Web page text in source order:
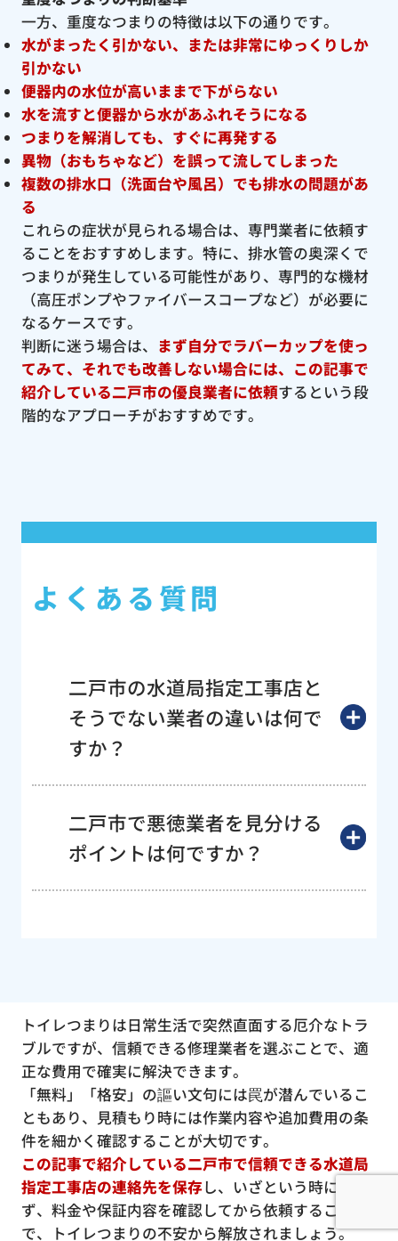
一方、重度なつまりの特徴は以下の通りです。
水がまったく引かない、または非常にゆっくりしか
引かない
便器内の水位が高いままで下がらない
水を流すと便器から水があふれそうになる
つまりを解消しても、すぐに再発する
異物（おもちゃなど）を誤って流してしまった
複数の排水口（洗面台や風呂）でも排水の問題があ
る
これらの症状が見られる場合は、専門業者に依頼す
ることをおすすめします。特に、排水管の奥深くで
つまりが発生している可能性があり、専門的な機材
（高圧ポンプやファイバースコープなど）が必要に
なるケースです。
判断に迷う場合は、 まず自分でラバーカップを使っ
てみて、それでも改善しない場合には、この記事で
紹介している二戸市の優良業者に依頼するという段
階的なアプローチがおすすめです。
よくある質問
二戸市の水道局指定工事店と
そうでない業者の違いは何で
すか？
二戸市で悪徳業者を見分ける
ポイントは何ですか？
トイレつまりは日常生活で突然直面する厄介なトラ
ブルですが、信頼できる修理業者を選ぶことで、適
正な費用で確実に解決できます。
「無料」「格安」の謳い文句には罠が潜んでいるこ
ともあり、見積もり時には作業内容や追加費用の条
件を細かく確認することが大切です。
この記事で紹介している二戸市で信頼できる水道局
指定工事店の連絡先を保存し、いざという時に慌て
ず、料金や保証内容を確認してから依頼すること
で、トイレつまりの不安から解放されましょう。